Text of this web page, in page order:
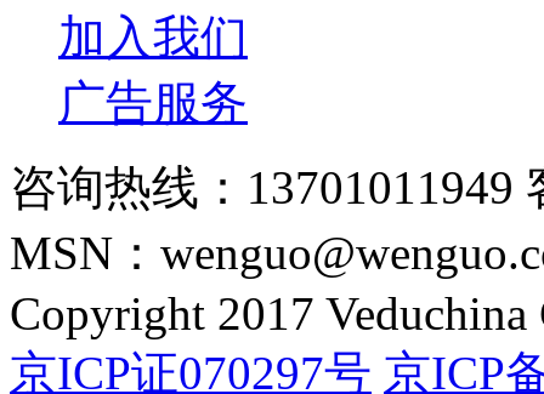
加入我们
广告服务
咨询热线：13701011949
MSN：
Copyright 2017
京ICP证070297号 京ICP